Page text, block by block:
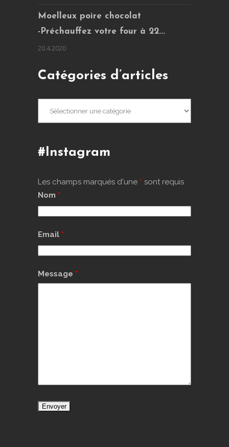
Moelleux poire chocolat
-Préchauffez votre four à 22...
20.4.2020
Catégories d’articles
#Instagram
Les champs marqués d'une * sont requis
Nom *
Email *
Message *